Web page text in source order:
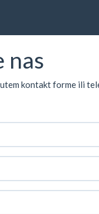
nas
kontakt forme ili